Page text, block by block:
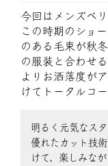
今回はメンズベ
この時期のショ
のある毛束が秋
の服装と合わせ
よりお洒落度が
けてトータルコ
明るく元気なスタ
優れたカット技
けて、楽しみな